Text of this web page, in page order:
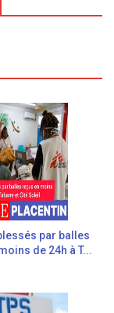
par balles
de 24h à T...